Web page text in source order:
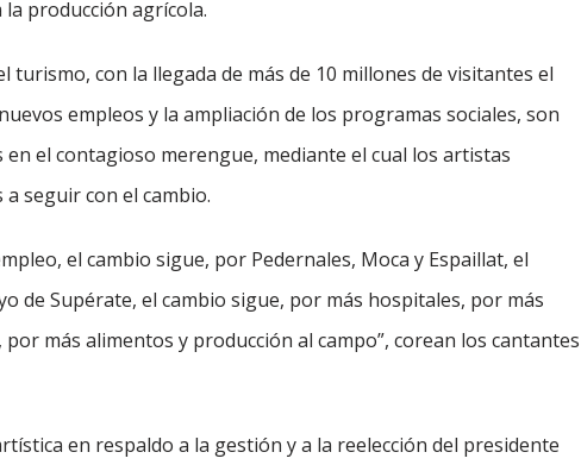
producción agrícola.
turismo, con la llegada de más de 10 millones de visitantes el
empleos y la ampliación de los programas sociales, son
el contagioso merengue, mediante el cual los artistas
seguir con el cambio.
el cambio sigue, por Pedernales, Moca y Espaillat, el
de Supérate, el cambio sigue, por más hospitales, por más
más alimentos y producción al campo”, corean los cantantes
en respaldo a la gestión y a la reelección del presidente